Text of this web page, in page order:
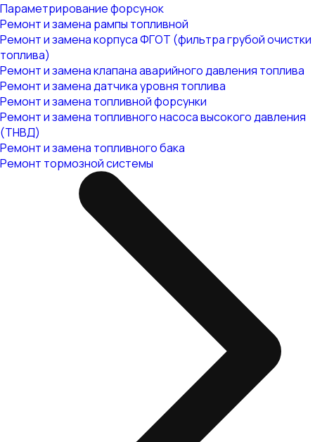
Параметрирование форсунок
Ремонт и замена рампы топливной
Ремонт и замена корпуса ФГОТ (фильтра грубой очистки
топлива)
Ремонт и замена клапана аварийного давления топлива
Ремонт и замена датчика уровня топлива
Ремонт и замена топливной форсунки
Ремонт и замена топливного насоса высокого давления
(ТНВД)
Ремонт и замена топливного бака
Ремонт тормозной системы